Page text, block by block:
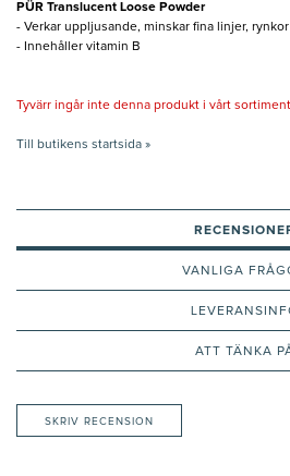
PÜR Translucent Loose Powder
- Verkar uppljusande, minskar fina linjer,
- Innehåller vitamin B
Tyvärr ingår inte denna produkt i vårt
Till butikens startsida »
VANLIGA
ATT TÄNKA
SKRIV RECENSION